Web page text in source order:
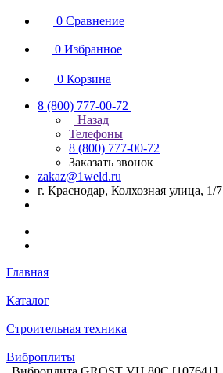
0 Сравнение
0 Избранное
0 Корзина
8 (800) 777-00-72
Назад
Телефоны
8 (800) 777-00-72
Заказать звонок
zakaz@1weld.ru
г. Краснодар, Колхозная улица, 1/7
Главная
Каталог
Строительная техника
Виброплиты